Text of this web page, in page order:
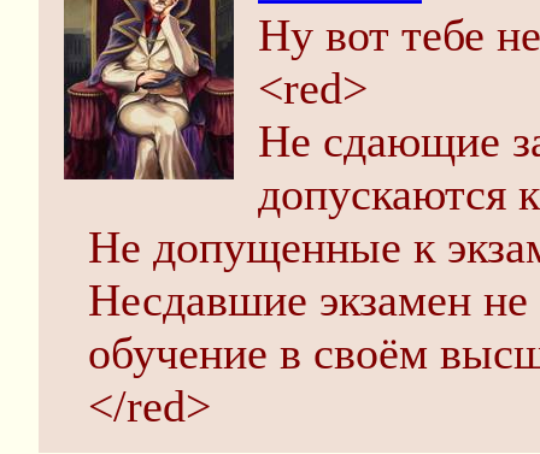
Ну вот тебе
<red>
Не сдающие
допускаются
Не допущенные к
Несдавшие экзамен
обучение в своём
</red>